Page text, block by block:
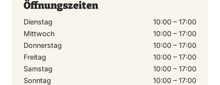
Öffnungszeiten
Dienstag
10:00 – 17:00
Mittwoch
10:00 – 17:00
Donnerstag
10:00 – 17:00
Freitag
10:00 – 17:00
Samstag
10:00 – 17:00
Sonntag
10:00 – 17:00